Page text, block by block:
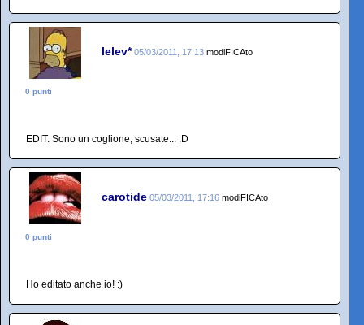
lelev* 05/03/2011, 17:13 modiFICAto
0 punti
EDIT: Sono un coglione, scusate... :D
carotide 05/03/2011, 17:16 modiFICAto
0 punti
Ho editato anche io! :)